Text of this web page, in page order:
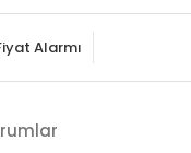
Alarmı